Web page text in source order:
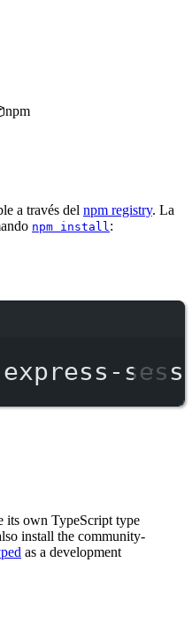
npm
a través del npm registry. La
npm install :
express-
its own TypeScript type
install the community-
as a development